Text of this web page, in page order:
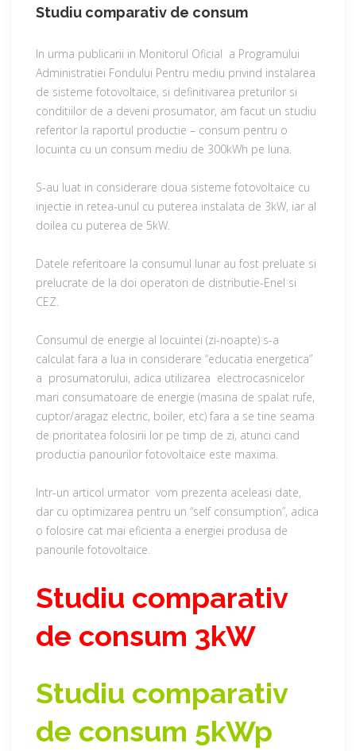
Studiu comparativ de consum
In urma publicarii in Monitorul Oficial a Programului
Administratiei Fondului Pentru mediu privind instalarea
de sisteme fotovoltaice, si definitivarea preturilor si
conditiilor de a deveni prosumator, am facut un studiu
referitor la raportul productie – consum pentru o
locuinta cu un consum mediu de 300kWh pe luna.
S-au luat in considerare doua sisteme fotovoltaice cu
injectie in retea-unul cu puterea instalata de 3kW, iar al
doilea cu puterea de 5kW.
Datele referitoare la consumul lunar au fost preluate si
prelucrate de la doi operatori de distributie-Enel si
CEZ.
Consumul de energie al locuintei (zi-noapte) s-a
calculat fara a lua in considerare “educatia energetica”
a prosumatorului, adica utilizarea electrocasnicelor
mari consumatoare de energie (masina de spalat rufe,
cuptor/aragaz electric, boiler, etc) fara a se tine seama
de prioritatea folosirii lor pe timp de zi, atunci cand
productia panourilor fotovoltaice este maxima.
Intr-un articol urmator vom prezenta aceleasi date,
dar cu optimizarea pentru un “self consumption”, adica
o folosire cat mai eficienta a energiei produsa de
panourile fotovoltaice.
Studiu comparativ
de consum 3kW
Studiu comparativ
de consum 5kWp